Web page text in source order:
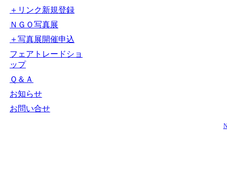
＋リンク新規登録
ＮＧＯ写真展
＋写真展開催申込
フェアトレードショ
ップ
Ｑ＆Ａ
お知らせ
お問い合せ